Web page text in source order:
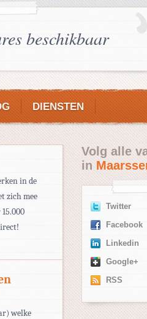
beschikbaar
DIENSTEN
in de
zich mee
welke
Volg alle
in
Twitter
Facebook
Linkedin
Google+
RSS